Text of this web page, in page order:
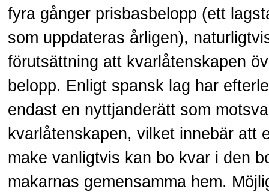
fyra gånger prisbasbelopp (ett
som uppdateras årligen),
förutsättning att kvarlåtenskapen
belopp. Enligt spansk lag har
endast en nyttjanderätt som
kvarlåtenskapen, vilket innebär att
make vanligtvis kan bo kvar i den
makarnas gemensamma hem.